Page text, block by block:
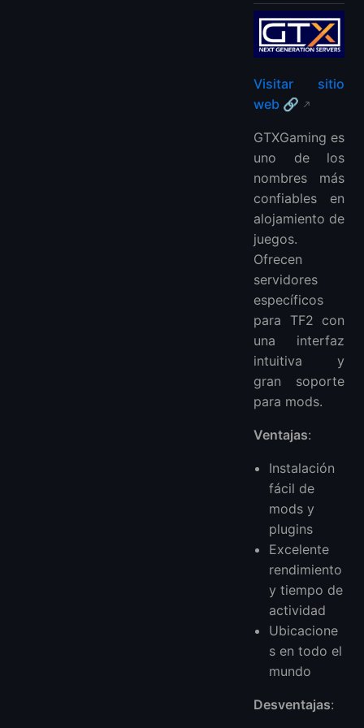
Visitar sitio
web 🔗
GTXGaming es
uno de los
nombres más
confiables en
alojamiento de
juegos.
Ofrecen
servidores
específicos
para TF2 con
una interfaz
intuitiva y
gran soporte
para mods.
Ventajas:
Instalación
fácil de
mods y
plugins
Excelente
rendimiento
y tiempo de
actividad
Ubicacione
s en todo el
mundo
Desventajas: